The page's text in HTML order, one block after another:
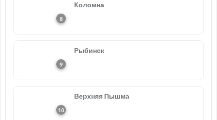
Коломна
Рыбинск
Верхняя Пышма